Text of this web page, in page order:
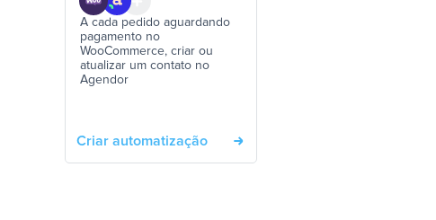
A cada pedido aguardando
pagamento no
WooCommerce, criar ou
atualizar um contato no
Agendor
Criar automatização